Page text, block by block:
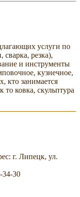
услуги по
сварка, резка),
и инструменты
кузнечное,
кто занимается
то ковка, скульптура
г. Липецк, ул.
34-30